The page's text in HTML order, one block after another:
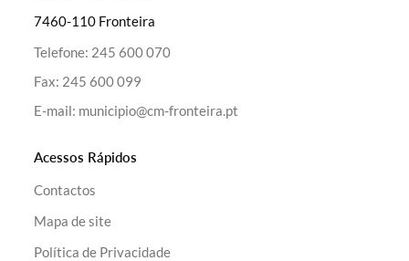
Categorias gerais
7460-110 Fronteira
Telefone: 245 600 070
Fax: 245 600 099
E-mail: municipio@cm-fronteira.pt
Acessos Rápidos
Contactos
Mapa de site
Política de Privacidade